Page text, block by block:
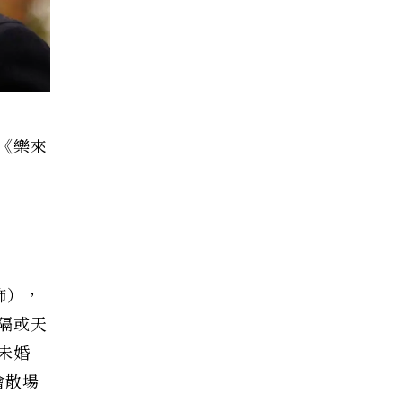
樂來
，
或天
婚
散場